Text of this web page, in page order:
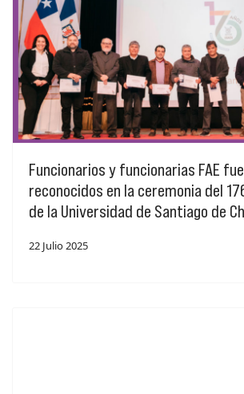
Funcionarios y funcionarias FAE
reconocidos en la ceremonia del
de la Universidad de Santiago de
22 Julio 2025